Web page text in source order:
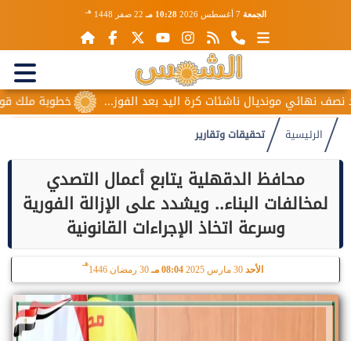
الجمعة 7 أغسطس 2026 10:28 مـ 22 صفر 1448 هـ
خطوبة ملك قورة ويوسف ناشئات كرة اليد بعد الفوز...
الرئيسية تحقيقات وتقارير
محافظ الدقهلية يتابع أعمال التصدي
لمخالفات البناء.. ويشدد على الإزالة الفورية
وسرعة اتخاذ الإجراءات القانونية
الأحد 30 مارس 2025 08:04 مـ 30 رمضان 1446
هـ